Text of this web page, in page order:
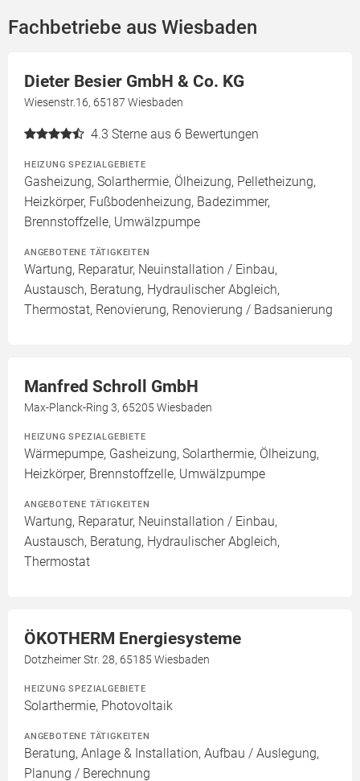
Fachbetriebe aus Wiesbaden
Dieter Besier GmbH & Co. KG
Wiesenstr.16, 65187 Wiesbaden
4.3 Sterne aus 6 Bewertungen
HEIZUNG SPEZIALGEBIETE
Gasheizung, Solarthermie, Ölheizung, Pelletheizung,
Heizkörper, Fußbodenheizung, Badezimmer,
Brennstoffzelle, Umwälzpumpe
ANGEBOTENE TÄTIGKEITEN
Wartung, Reparatur, Neuinstallation / Einbau,
Austausch, Beratung, Hydraulischer Abgleich,
Thermostat, Renovierung, Renovierung / Badsanierung
Manfred Schroll GmbH
Max-Planck-Ring 3, 65205 Wiesbaden
HEIZUNG SPEZIALGEBIETE
Wärmepumpe, Gasheizung, Solarthermie, Ölheizung,
Heizkörper, Brennstoffzelle, Umwälzpumpe
ANGEBOTENE TÄTIGKEITEN
Wartung, Reparatur, Neuinstallation / Einbau,
Austausch, Beratung, Hydraulischer Abgleich,
Thermostat
ÖKOTHERM Energiesysteme
Dotzheimer Str. 28, 65185 Wiesbaden
HEIZUNG SPEZIALGEBIETE
Solarthermie, Photovoltaik
ANGEBOTENE TÄTIGKEITEN
Beratung, Anlage & Installation, Aufbau / Auslegung,
Planung / Berechnung